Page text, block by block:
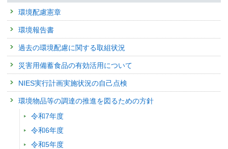
環境配慮憲章
環境報告書
過去の環境配慮に関する取組状況
災害用備蓄食品の有効活用について
NIES実行計画実施状況の自己点検
環境物品等の調達の推進を図るための方針
令和7年度
令和6年度
令和5年度